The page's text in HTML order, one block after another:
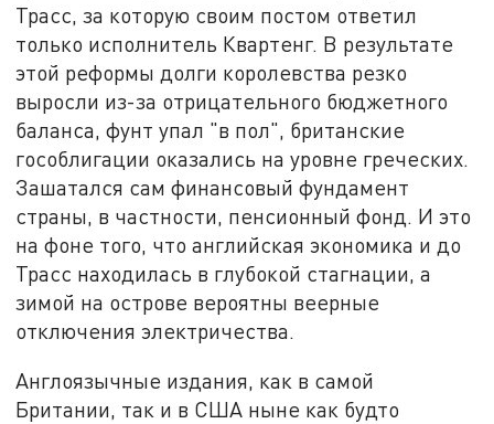
Трасс, за которую своим постом ответил
только исполнитель Квартенг. В результате
этой реформы долги королевства резко
выросли из-за отрицательного бюджетного
баланса, фунт упал "в пол", британские
гособлигации оказались на уровне греческих.
Зашатался сам финансовый фундамент
страны, в частности, пенсионный фонд. И это
на фоне того, что английская экономика и до
Трасс находилась в глубокой стагнации, а
зимой на острове вероятны веерные
отключения электричества.
Англоязычные издания, как в самой
Британии, так и в США ныне как будто